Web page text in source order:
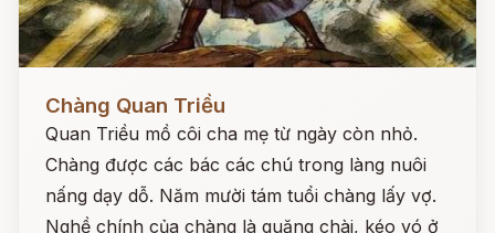
Chàng Quan Triều
Quan Triều mồ côi cha mẹ từ ngày còn nhỏ.
Chàng được các bác các chú trong làng nuôi
nấng dạy dỗ. Năm mười tám tuổi chàng lấy vợ.
Nghề chính của chàng là quăng chài, kéo vó ở